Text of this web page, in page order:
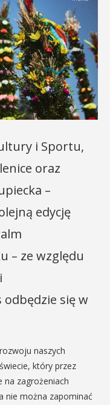
i Sportu,
oraz
–
edycję
– ze względu
się w
naszych
który przez
na zagrożeniach
można zapominać